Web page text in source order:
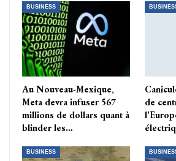
BUSINESS
Au Nouveau-Mexique,
Meta devra infuser 567
millions de dollars quant à
blinder les…
de
BUSINESS